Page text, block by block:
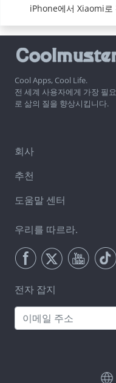
iPhone에서 Xiaomi로
Cool Apps, Cool Life.
전 세계 사용자에게 가장 필
로 삶의 질을 향상시킵니다.
회사
추천
도움말 센터
우리를 따르라.
전자 잡지